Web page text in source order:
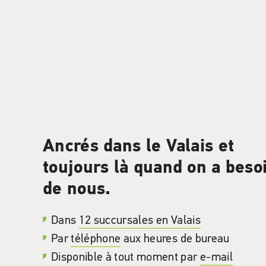
Ancrés dans le Valais et
toujours là quand on a
de nous.
Dans 12 succursales en Valais
Partéléphone aux heures de bureau
Disponible à tout moment pare-mail